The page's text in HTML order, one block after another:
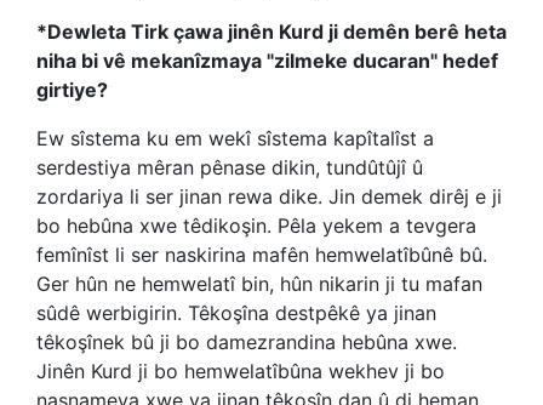
*Dewleta Tirk çawa jinên Kurd ji demên berê heta
niha bi vê mekanîzmaya "zilmeke ducaran" hedef
girtiye?
Ew sîstema ku em wekî sîstema kapîtalîst a
serdestiya mêran pênase dikin, tundûtûjî û
zordariya li ser jinan rewa dike. Jin demek dirêj e ji
bo hebûna xwe têdikoşin. Pêla yekem a tevgera
femînîst li ser naskirina mafên hemwelatîbûnê bû.
Ger hûn ne hemwelatî bin, hûn nikarin ji tu mafan
sûdê werbigirin. Têkoşîna destpêkê ya jinan
têkoşînek bû ji bo damezrandina hebûna xwe.
Jinên Kurd ji bo hemwelatîbûna wekhev ji bo
nasnameya xwe ya jinan têkoşîn dan û di heman